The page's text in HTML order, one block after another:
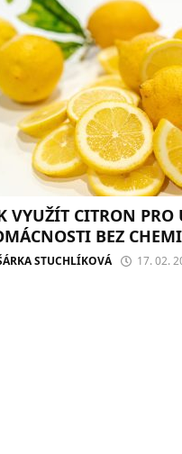
VYUŽÍT CITRON PRO
BEZ
STUCHLÍKOVÁ 17. 02.